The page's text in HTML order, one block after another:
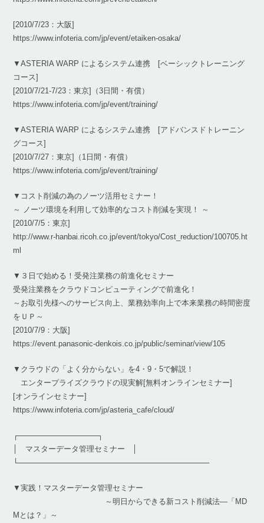
[2010/7/23：大阪]
https://www.infoteria.com/jp/event/etaiken-osaka/
▼ASTERIA WARP によるシステム連携 [ベーシックトレーニング
コース]
[2010/7/21-7/23：東京]（3日間・有償）
https://www.infoteria.com/jp/event/training/
▼ASTERIA WARP によるシステム連携 [アドバンスドトレーニン
グコース]
[2010/7/27：東京]（1日間・有償）
https://www.infoteria.com/jp/event/training/
▼コスト削減の為のノーツ活用セミナー！
～ ノーツ環境を利用して効率的なコスト削減を実現！ ～
[2010/7/5：東京]
http://www.r-hanbai.ricoh.co.jp/event/tokyo/Cost_reduction/100705.ht
ml
▼３日で始める！受発注業務の前進化セミナー
受発注業務をクラウドコンピューティングで前進化！
～お取引先様へのサービス向上、業務効率向上で本来業務の時間密度
をＵＰ～
[2010/7/9：大阪]
https://event.panasonic-denkois.co.jp/public/seminar/view/105
▼クラウドの「よく分からない」を4・9・5で解説！
エンタープライズクラウドの現実解[無料オンラインセミナー]
[オンラインセミナー]
https://www.infoteria.com/jp/asteria_cafe/cloud/
┌───────────────┐
│ マスターデータ管理セミナー │
└────────────────────────────────────
▼実践！マスターデータ管理セミナー
～明日からできる新コスト削減法―「MD
Mとは？」～